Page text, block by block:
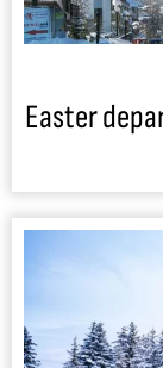
Easter